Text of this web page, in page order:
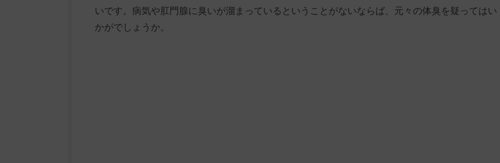
いです。病気や肛門腺に臭いが溜まっているということがないならば、元々の体臭を疑ってはい
かがでしょうか。